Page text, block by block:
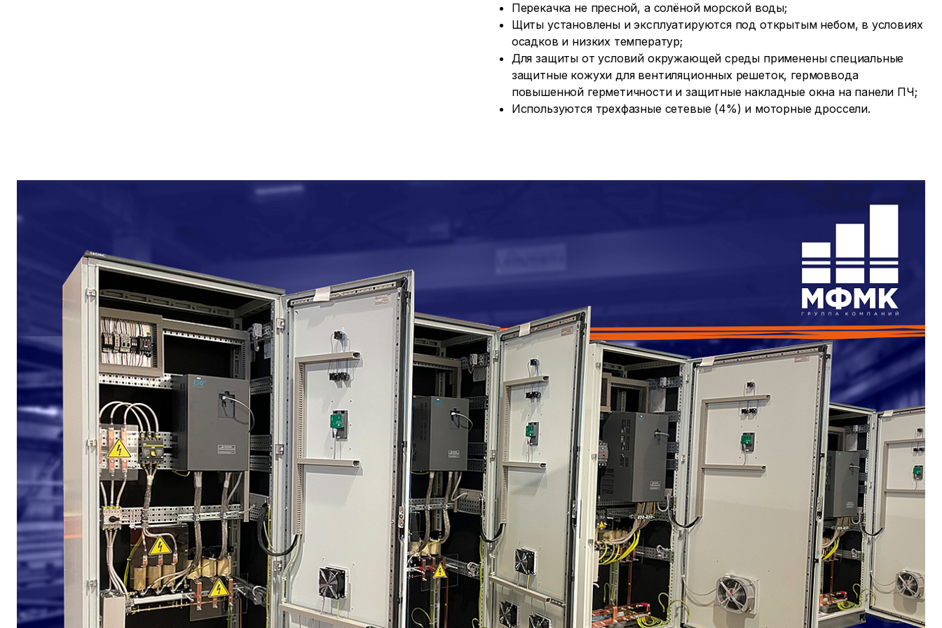
Перекачка не пресной, а солёной морской воды;
Щиты установлены и эксплуатируются под открытым небом, в условиях
осадков и низких температур;
Для защиты от условий окружающей среды применены специальные
защитные кожухи для вентиляционных решеток, гермоввода
повышенной герметичности и защитные накладные окна на панели ПЧ;
Используются трехфазные сетевые (4%) и моторные дроссели.